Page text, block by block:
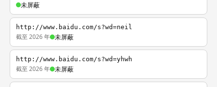
未屏蔽
http://www.baidu.com/s?wd=neil
截至 2026 年 未屏蔽
http://www.baidu.com/s?wd=yhwh
截至 2026 年 未屏蔽